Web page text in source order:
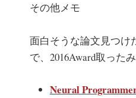
その他メモ
面白そうな論文見つけ
で、2016Award取ったみ
Neural